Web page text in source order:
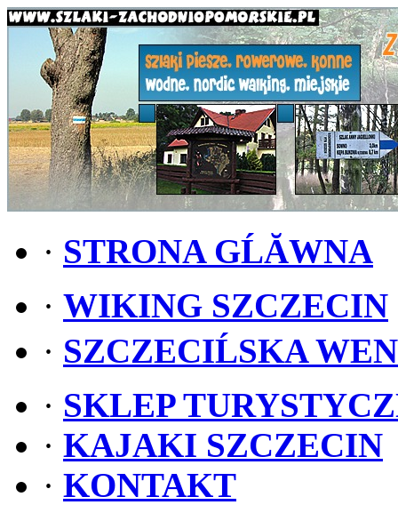
· STRONA GĹĂWNA
· WIKING SZCZECIN
· SZCZECIĹSKA
· SKLEP
· KAJAKI SZCZECIN
· KONTAKT